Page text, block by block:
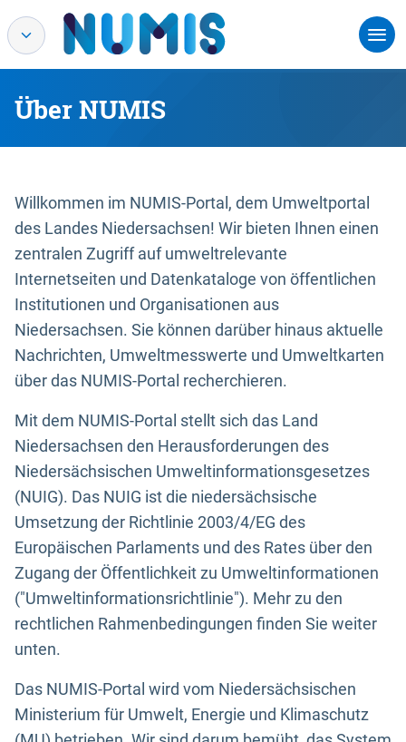
Über NUMIS
Willkommen im NUMIS-Portal, dem Umweltportal
des Landes Niedersachsen! Wir bieten Ihnen einen
zentralen Zugriff auf umweltrelevante
Internetseiten und Datenkataloge von öffentlichen
Institutionen und Organisationen aus
Niedersachsen. Sie können darüber hinaus aktuelle
Nachrichten, Umweltmesswerte und Umweltkarten
über das NUMIS-Portal recherchieren.
Mit dem NUMIS-Portal stellt sich das Land
Niedersachsen den Herausforderungen des
Niedersächsischen Umweltinformationsgesetzes
(NUIG). Das NUIG ist die niedersächsische
Umsetzung der Richtlinie 2003/4/EG des
Europäischen Parlaments und des Rates über den
Zugang der Öffentlichkeit zu Umweltinformationen
("Umweltinformationsrichtlinie"). Mehr zu den
rechtlichen Rahmenbedingungen finden Sie weiter
unten.
Das NUMIS-Portal wird vom Niedersächsischen
Ministerium für Umwelt, Energie und Klimaschutz